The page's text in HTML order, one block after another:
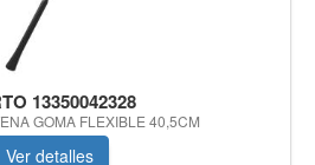
13350042328
GOMA FLEXIBLE 40,5CM
Ver detalles